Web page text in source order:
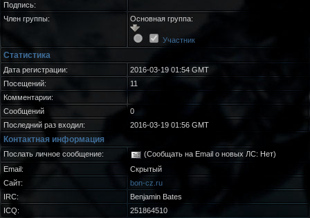
Подпись:
Член группы:
Основная группа:
Участник
Статистика
Дата регистрации:
2016-03-19 01:54 GMT
Посещений:
11
Комментарии:
Сообщений
0
Последний раз входил:
2016-03-19 01:56 GMT
Контактная информация
Послать личное сообщение:
(Сообщать на Email о новых ЛС: Нет)
Email:
Скрытый
Сайт:
bon-cz.ru
IRC:
Benjamin Bates
ICQ:
251864510